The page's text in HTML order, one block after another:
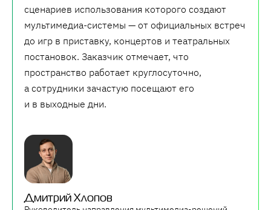
сценариев использования которого создают
мультимедиа-системы — от официальных встреч
до игр в приставку, концертов и театральных
постановок. Заказчик отмечает, что
пространство работает круглосуточно,
а сотрудники зачастую посещают его
и в выходные дни.
Дмитрий Хлопов